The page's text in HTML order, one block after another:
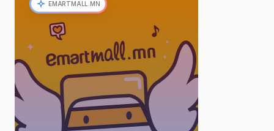
EMARTMALL.MN